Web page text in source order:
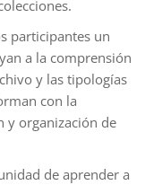
participantes un
a la comprensión
y las tipologías
con la
y organización de
de aprender a